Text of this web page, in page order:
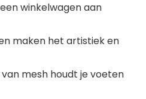
winkelwagen aan
maken het artistiek en
mesh houdt je voeten